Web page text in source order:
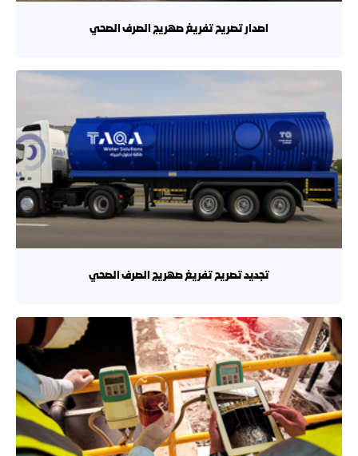
اصدار تصريح تفريغ صهريج الصرف الصحي
تجديد تصريح تفريغ صهريج الصرف الصحي